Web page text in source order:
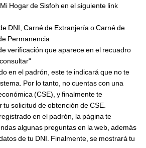
Hogar de Sisfoh en el siguiente link
DNI, Carné de Extranjería o Carné de
Permanencia
verificación que aparece en el recuadro
en el padrón, este te indicará que no te
Por lo tanto, no cuentas con una
(CSE), y finalmente te
solicitud de obtención de CSE.
en el padrón, la página te
algunas preguntas en la web, además
de tu DNI. Finalmente, se mostrará tu